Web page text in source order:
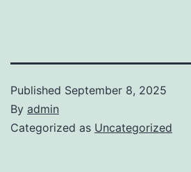
Published September 8, 2025
By admin
Categorized as Uncategorized